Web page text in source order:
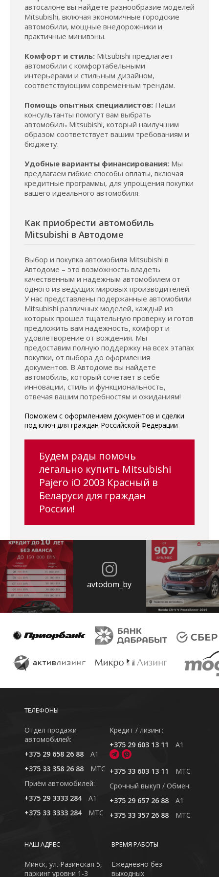
автосалоне вы найдете разнообразие моделей
Mitsubishi, включая экономичные городские
автомобили, мощные внедорожники и
практичные минивэны.
Комфорт и стиль: Mitsubishi предлагает
автомобили с комфортабельными
интерьерами и стильным дизайном,
соответствующим современным трендам.
Помощь опытных специалистов: Наши
консультанты помогут вам выбрать
автомобиль Mitsubishi, который наилучшим
образом соответствует вашим требованиям и
бюджету.
Удобные варианты финансирования: Мы
предлагаем гибкие способы оплаты, включая
кредитные программы, для упрощения покупки
вашего идеального автомобиля.
Как приобрести автомобиль
Mitsubishi в Автодоме
Выбор и покупка автомобиля Mitsubishi в
Автодоме – это возможность владеть
качественным и надежным автомобилем от
одного из ведущих мировых производителей.
У нас представлены подержанные автомобили
Mitsubishi различных моделей, каждый из
которых прошел тщательную проверку и готов
предложить вам надежность, комфорт и
удовлетворение от вождения. Мы
предоставим полную поддержку на всех этапах
покупки, от выбора до оформления
документов. В Автодоме вы найдете
автомобиль, который сочетает в себе
инновации, стиль и функциональность,
отвечая вашим потребностям и ожиданиям!
Поможем с оформлением документов и сделки
под ключ для граждан Российской Федерации
Будем рады помочь
легально купить Mitsubishi
Pajero iO 2003 Красный в
Беларуси для граждан
России!
avtodom_by
ТЕЛЕФОНЫ
Отдел продажи
автомобилей:
+375 29 658 26 88
A1
+375 33 358 26 88
MTC
Приём автомобилей:
+375 29 3333 284
A1
+375 33 3333 284
MTC
Кредит / лизинг:
+375 29 603 13 11
A1
+375 33 603 13 11
MTC
Cрочный выкуп / Обмен:
+375 29 657 26 88
A1
+375 33 357 26 88
MTC
ВРЕМЯ РАБОТЫ
Ежедневно без
выходных
НАШ АДРЕС
Минск, ул. Разинская 5,
паркинг уровни 1-3